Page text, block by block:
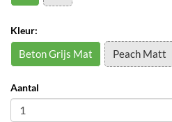
Kleur:
Beton Grijs Mat Peach Matt
Aantal